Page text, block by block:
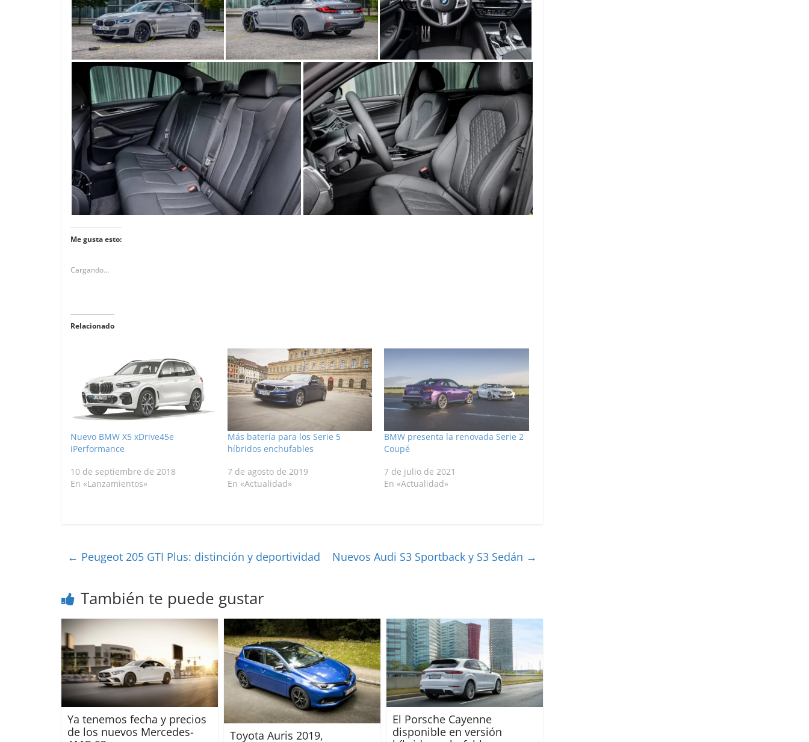
Me gusta esto:
Cargando...
Relacionado
Nuevo BMW X5 xDrive45e
iPerformance
10 de septiembre de 2018
En «Lanzamientos»
Más batería para los Serie 5
híbridos enchufables
7 de agosto de 2019
En «Actualidad»
BMW presenta la renovada Serie 2
Coupé
7 de julio de 2021
En «Actualidad»
← Peugeot 205 GTI Plus: distinción y deportividad Nuevos Audi S3 Sportback y S3 Sedán →
También te puede gustar
Ya tenemos fecha y precios
de los nuevos Mercedes-
Toyota Auris 2019,
El Porsche Cayenne
disponible en versión